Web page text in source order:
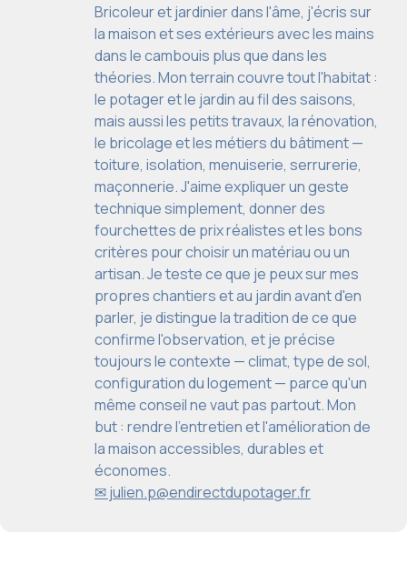
Bricoleur et jardinier dans l'âme, j'écris sur
la maison et ses extérieurs avec les mains
dans le cambouis plus que dans les
théories. Mon terrain couvre tout l'habitat :
le potager et le jardin au fil des saisons,
mais aussi les petits travaux, la rénovation,
le bricolage et les métiers du bâtiment —
toiture, isolation, menuiserie, serrurerie,
maçonnerie. J'aime expliquer un geste
technique simplement, donner des
fourchettes de prix réalistes et les bons
critères pour choisir un matériau ou un
artisan. Je teste ce que je peux sur mes
propres chantiers et au jardin avant d'en
parler, je distingue la tradition de ce que
confirme l'observation, et je précise
toujours le contexte — climat, type de sol,
configuration du logement — parce qu'un
même conseil ne vaut pas partout. Mon
but : rendre l'entretien et l'amélioration de
la maison accessibles, durables et
économes.
✉ julien.p@endirectdupotager.fr